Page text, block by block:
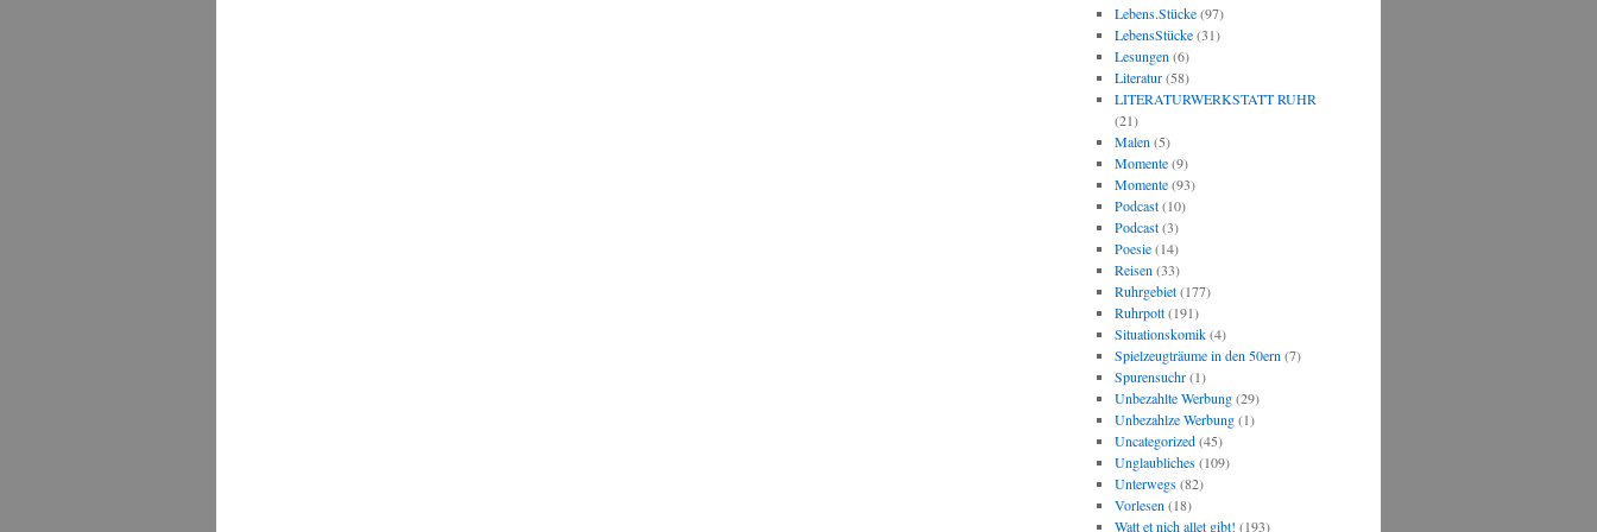
Lebens.Stücke(97)
LebensStücke(31)
Lesungen(6)
Literatur(58)
LITERATURWERKSTATT RUHR
(21)
Malen(5)
Momente(9)
Momente(93)
Podcast(10)
Podcast(3)
Poesie(14)
Reisen(33)
Ruhrgebiet(177)
Ruhrpott(191)
Situationskomik(4)
Spielzeugträume in den 50ern(7)
Spurensuchr(1)
Unbezahlte Werbung(29)
Unbezahlze Werbung(1)
Uncategorized(45)
Unglaubliches(109)
Unterwegs(82)
Vorlesen(18)
Watt et nich allet gibt! (193)